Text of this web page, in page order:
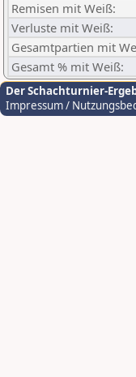
Remisen mit Weiß:
Verluste mit Weiß:
Gesamtpartien mit
Gesamt % mit Weiß:
Der Schachturnier-
Impressum /